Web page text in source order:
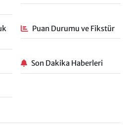
Puan Durumu ve Fikstür
Son Dakika Haberleri